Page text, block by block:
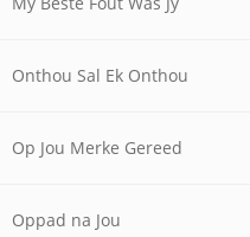
Onthou Sal Ek Onthou
Op Jou Merke Gereed
Oppad na Jou